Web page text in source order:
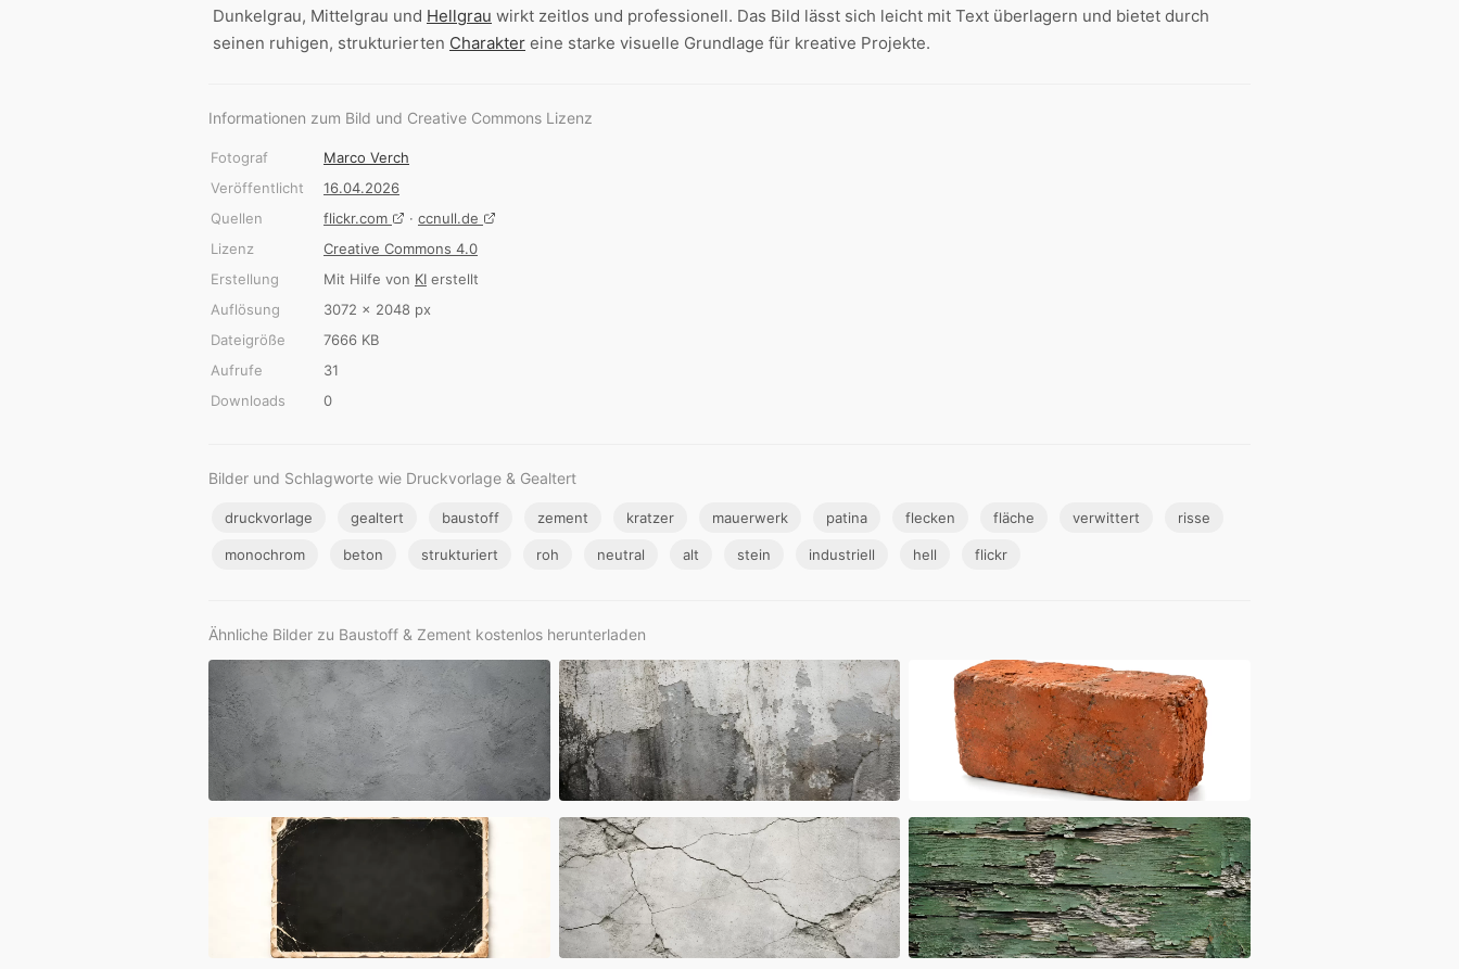
Dunkelgrau, Mittelgrau und Hellgrau wirkt zeitlos und professionell. Das Bild lässt sich leicht mit Text überlagern und bietet durch
seinen ruhigen, strukturierten Charakter eine starke visuelle Grundlage für kreative Projekte.
Informationen zum Bild und Creative Commons Lizenz
Fotograf
Marco Verch
Veröffentlicht
16.04.2026
Quellen
flickr.com · ccnull.de
Lizenz
Creative Commons 4.0
Erstellung
Mit Hilfe von KI erstellt
Auflösung
3072 × 2048 px
Dateigröße
7666 KB
Aufrufe
31
Downloads
0
Bilder und Schlagworte wie Druckvorlage & Gealtert
druckvorlage gealtert baustoff zement kratzer mauerwerk patina flecken fläche verwittert risse
monochrom beton strukturiert roh neutral alt stein industriell hell flickr
Ähnliche Bilder zu Baustoff & Zement kostenlos herunterladen